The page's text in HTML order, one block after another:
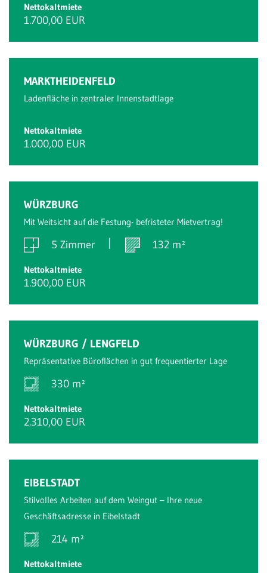
Nettokaltmiete
1.700,00 EUR
MARKTHEIDENFELD
Ladenfläche in zentraler Innenstadtlage
Nettokaltmiete
1.000,00 EUR
WÜRZBURG
Mit Weitsicht auf die Festung- befristeter Mietvertrag!
5 Zimmer 132 m²
Nettokaltmiete
1.900,00 EUR
WÜRZBURG / LENGFELD
Repräsentative Büroflächen in gut frequentierter Lage
330 m²
Nettokaltmiete
2.310,00 EUR
EIBELSTADT
Stilvolles Arbeiten auf dem Weingut – Ihre neue
Geschäftsadresse in Eibelstadt
214 m²
Nettokaltmiete